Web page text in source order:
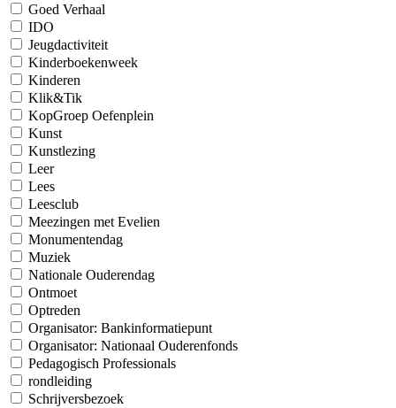
Goed Verhaal
IDO
Jeugdactiviteit
Kinderboekenweek
Kinderen
Klik&Tik
KopGroep Oefenplein
Kunst
Kunstlezing
Leer
Lees
Leesclub
Meezingen met Evelien
Monumentendag
Muziek
Nationale Ouderendag
Ontmoet
Optreden
Organisator: Bankinformatiepunt
Organisator: Nationaal Ouderenfonds
Pedagogisch Professionals
rondleiding
Schrijversbezoek